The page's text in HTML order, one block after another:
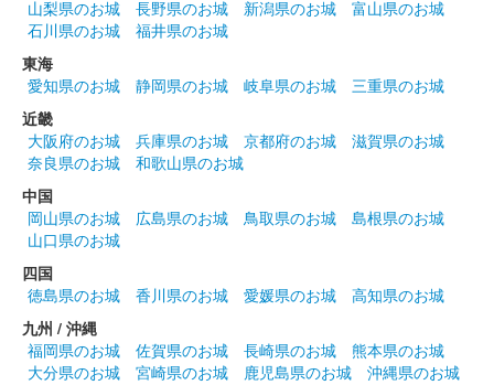
販売終了
50枚限定
館林城 御城印 越前若狭お城フェス限定 榊原康政版
50枚限定
館林城 御城印 御城印合戦福知山限定版
販売終了
令和6年9月8日に開催された御城印合戦in福知山のいわつき武者
山梨県のお城
長野県のお城 新潟県のお城
富山県のお城
石川県のお城
福井県のお城
東海
愛知県のお城
静岡県のお城 岐阜県のお城
三重県のお城
近畿
大阪府のお城
兵庫県のお城 京都府のお城
滋賀県のお城
奈良県のお城
和歌山県のお城
中国
岡山県のお城
広島県のお城 鳥取県のお城
島根県のお城
山口県のお城
四国
徳島県のお城
香川県のお城 愛媛県のお城
高知県のお城
九州 / 沖縄
福岡県のお城
佐賀県のお城 長崎県のお城
熊本県のお城
大分県のお城
宮崎県のお城 鹿児島県のお城 沖縄県のお城